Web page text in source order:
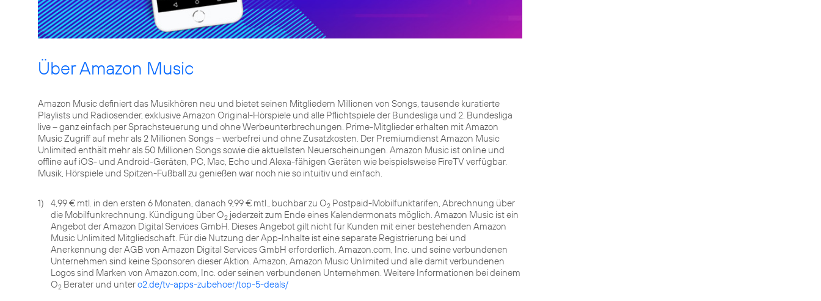
Über Amazon Music
Amazon Music definiert das Musikhören neu und bietet seinen Mitgliedern Millionen von Songs, tausende kuratierte
Playlists und Radiosender, exklusive Amazon Original-Hörspiele und alle Pflichtspiele der Bundesliga und 2. Bundesliga
live – ganz einfach per Sprachsteuerung und ohne Werbeunterbrechungen. Prime-Mitglieder erhalten mit Amazon
Music Zugriff auf mehr als 2 Millionen Songs – werbefrei und ohne Zusatzkosten. Der Premiumdienst Amazon Music
Unlimited enthält mehr als 50 Millionen Songs sowie die aktuellsten Neuerscheinungen. Amazon Music ist online und
offline auf iOS- und Android-Geräten, PC, Mac, Echo und Alexa-fähigen Geräten wie beispielsweise FireTV verfügbar.
Musik, Hörspiele und Spitzen-Fußball zu genießen war noch nie so intuitiv und einfach.
1) 4,99 € mtl. in den ersten 6 Monaten, danach 9,99 € mtl., buchbar zu O2 Postpaid-Mobilfunktarifen, Abrechnung über
die Mobilfunkrechnung. Kündigung über O2 jederzeit zum Ende eines Kalendermonats möglich. Amazon Music ist ein
Angebot der Amazon Digital Services GmbH. Dieses Angebot gilt nicht für Kunden mit einer bestehenden Amazon
Music Unlimited Mitgliedschaft. Für die Nutzung der App-Inhalte ist eine separate Registrierung bei und
Anerkennung der AGB von Amazon Digital Services GmbH erforderlich. Amazon.com, Inc. und seine verbundenen
Unternehmen sind keine Sponsoren dieser Aktion. Amazon, Amazon Music Unlimited und alle damit verbundenen
Logos sind Marken von Amazon.com, Inc. oder seinen verbundenen Unternehmen. Weitere Informationen bei deinem
O2 Berater und untero2.de/tv-apps-zubehoer/top-5-deals/